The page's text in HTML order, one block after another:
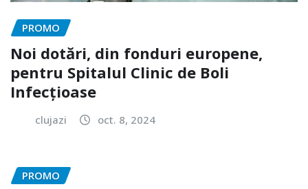
PROMO
Noi dotări, din fonduri europene,
pentru Spitalul Clinic de Boli
Infecțioase
clujazi oct. 8, 2024
PROMO